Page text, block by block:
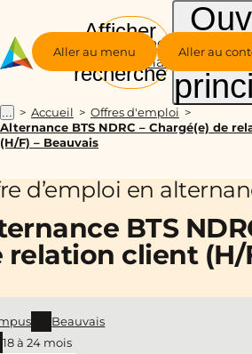
Aller au menu Aller au
Groupe
Alternance
Afficher
la
recherche
le
... Accueil
Offres d'emploi
Alternance BTS NDRC – Chargé(e) de
(H/F) – Beauvais
d’emploi en
BTS
relation client (H/
Beauvais
18 à 24 mois